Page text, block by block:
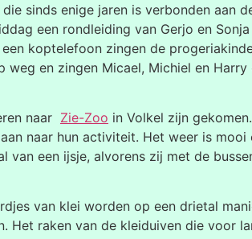
sinds enige jaren is verbonden aan
een rondleiding van Gerjo en
koptelefoon zingen de
en zingen Micael, Michiel en Harry
naar Zie-Zoo in Volkel zijn
naar hun activiteit. Het weer is mooi
een ijsje, alvorens zij met de
van klei worden op een drietal
Het raken van de kleiduiven die voor